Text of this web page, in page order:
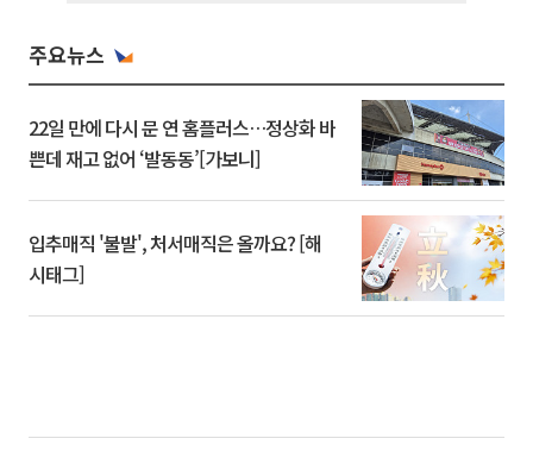
주요뉴스
22일 만에 다시 문 연 홈플러스…정상화 바
쁜데 재고 없어 ‘발동동’[가보니]
입추매직 '불발', 처서매직은 올까요? [해
시태그]